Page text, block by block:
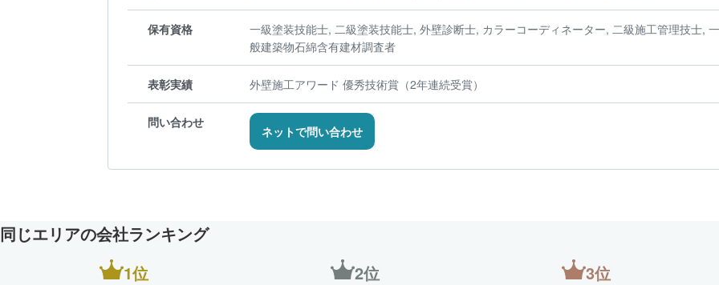
保有資格
一級塗装技能士, 二級塗装技能士, 外壁診断士, カラーコーディネーター, 二級施工管理技士, 一
般建築物石綿含有建材調査者
表彰実績 外壁施工アワード 優秀技術賞（2年連続受賞）
問い合わせ
ネットで問い合わせ
同じエリアの会社ランキング
1位
2位 3位